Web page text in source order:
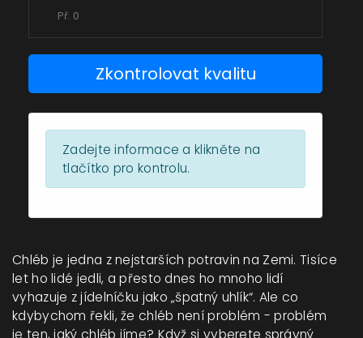
Zkontrolovat kvalitu
Zadejte informace a klikněte na
tlačítko pro kontrolu.
Chléb je jedna z nejstarších potravin na Zemi. Tisíce
let ho lidé jedli, a přesto dnes ho mnoho lidí
vyhazuje z jídelníčku jako „špatný uhlík“. Ale co
kdybychom řekli, že chléb není problém - problém
je ten, jaký chléb jíme? Když si vyberete správný